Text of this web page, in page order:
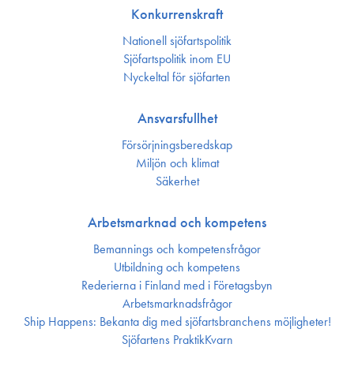
Konkurrenskraft
Nationell sjöfartspolitik
Sjöfarts­politik inom EU
Nyckeltal för sjöfarten
Ansvarsfullhet
Försörjnings­beredskap
Miljön och klimat
Säkerhet
Arbetsmarknad och kompetens
Bemannings och kompetens­frågor
Utbildning och kompetens
Rederierna i Finland med i Företagsbyn
Arbetsmarknadsfrågor
Ship Happens: Bekanta dig med sjöfartsbranchens möjligheter!
Sjöfartens PraktikKvarn